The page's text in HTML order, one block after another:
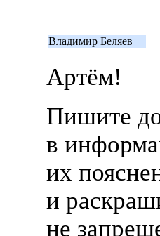
Владимир Беляев
Артём!
Пишите
в
их
и
не